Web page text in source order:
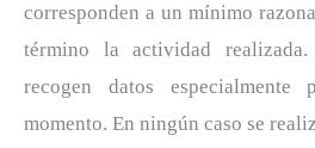
corresponden a un mínimo
término la actividad
recogen datos especialmente
momento. En ningún caso se